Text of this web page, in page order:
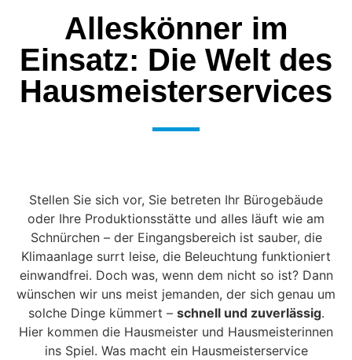
Alleskönner im
Einsatz: Die Welt des
Hausmeisterservices
Stellen Sie sich vor, Sie betreten Ihr Bürogebäude
oder Ihre Produktionsstätte und alles läuft wie am
Schnürchen – der Eingangsbereich ist sauber, die
Klimaanlage surrt leise, die Beleuchtung funktioniert
einwandfrei. Doch was, wenn dem nicht so ist? Dann
wünschen wir uns meist jemanden, der sich genau um
solche Dinge kümmert – schnell und zuverlässig.
Hier kommen die Hausmeister und Hausmeisterinnen
ins Spiel. Was macht ein Hausmeisterservice